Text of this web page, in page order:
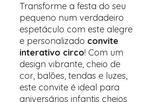
Transforme a festa do seu
pequeno num verdadeiro
espetáculo com este alegre
e personalizado convite
interativo circo! Com um
design vibrante, cheio de
cor, balões, tendas e luzes,
este convite é ideal para
aniversários infantis cheios